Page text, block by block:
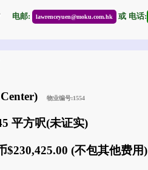
电邮: lawrenceyuen@moku.com.hk 或 电话:
物业编号:1554
平方呎(未证实)
$230,425.00 (不包其他费用)